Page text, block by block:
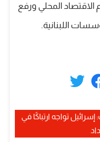
المحلي ورفع
اللبنانية.
تواجه ارتباكًا في